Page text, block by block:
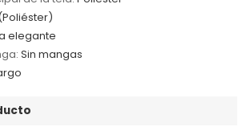
elegante
Sin mangas